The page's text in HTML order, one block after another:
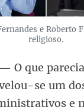
e Roberto
religioso.
— O que
se um
e